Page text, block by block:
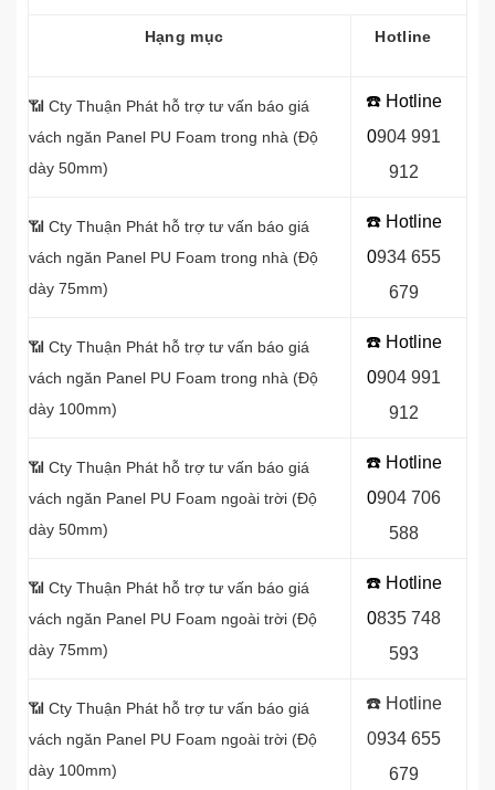
Hạng mục Hotline
📶 Cty Thuận Phát hỗ trợ tư vấn báo giá
vách ngăn Panel PU Foam trong nhà (Độ
dày 50mm)
☎️ Hotline
0904 991
912
📶 Cty Thuận Phát hỗ trợ tư vấn báo giá
vách ngăn Panel PU Foam trong nhà (Độ
dày 75mm)
☎️ Hotline
0934 655
679
📶 Cty Thuận Phát hỗ trợ tư vấn báo giá
vách ngăn Panel PU Foam trong nhà (Độ
dày 100mm)
☎️ Hotline
0904 991
912
📶 Cty Thuận Phát hỗ trợ tư vấn báo giá
vách ngăn Panel PU Foam ngoài trời (Độ
dày 50mm)
☎️ Hotline
0904 706
588
📶 Cty Thuận Phát hỗ trợ tư vấn báo giá
vách ngăn Panel PU Foam ngoài trời (Độ
dày 75mm)
☎️ Hotline
0835 748
593
📶 Cty Thuận Phát hỗ trợ tư vấn báo giá
vách ngăn Panel PU Foam ngoài trời (Độ
dày 100mm)
☎️ Hotline
0934 655
679